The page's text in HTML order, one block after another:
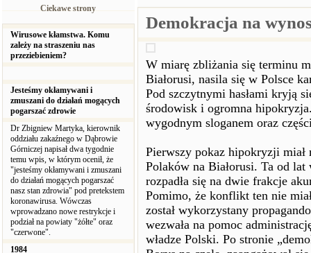
Ciekawe strony
Wirusowe kłamstwa. Komu
zależy na straszeniu nas
przeziebieniem?
Jesteśmy okłamywani i
zmuszani do działań mogących
pogarszać zdrowie
Dr Zbigniew Martyka, kierownik
oddziału zakaźnego w Dąbrowie
Górniczej napisał dwa tygodnie
temu wpis, w którym ocenił, że
"jesteśmy okłamywani i zmuszani
do działań mogących pogarszać
nasz stan zdrowia" pod pretekstem
koronawirusa. Wówczas
wprowadzano nowe restrykcje i
podział na powiaty "żółte" oraz
"czerwone".
1984
Demokracja na
W miarę zbliżania się terminu
Białorusi, nasila się w Polsce
Pod szczytnymi hasłami kryją
środowisk i ogromna
wygodnym sloganem oraz
Pierwszy pokaz hipokryzji
Polaków na Białorusi. Ta od
rozpadła się na dwie frakcje
Pomimo, że konflikt ten nie
został wykorzystany
wezwała na pomoc
władze Polski. Po stronie